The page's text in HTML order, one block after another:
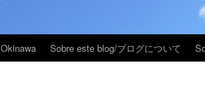
Okinawa Sobre este blog/ブログについて